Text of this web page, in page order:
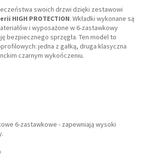
swoich drzwi dzięki zestawowi
HIGH PROTECTION. Wkładki wykonane są
i wyposażone w 6-zastawkowy
bezpiecznego sprzęgła. Ten model to
jedna z gałką, druga klasyczna
czarnym wykończeniu.
6-zastawkowe - zapewniają wysoki